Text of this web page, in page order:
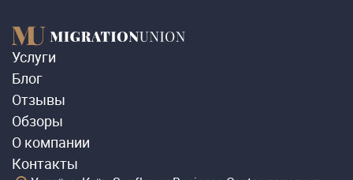
Услуги
Блог
Отзывы
Обзоры
О компании
Контакты